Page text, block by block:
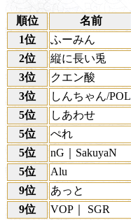
順位
名前
1位
ふーみん
2位
縦に長い兎
3位
クエン酸
3位
しんちゃん/POL
5位
しあわせ
5位
ぺれ
5位
nG｜SakuyaN
5位
Alu
9位
あっと
9位
VOP｜ SGR